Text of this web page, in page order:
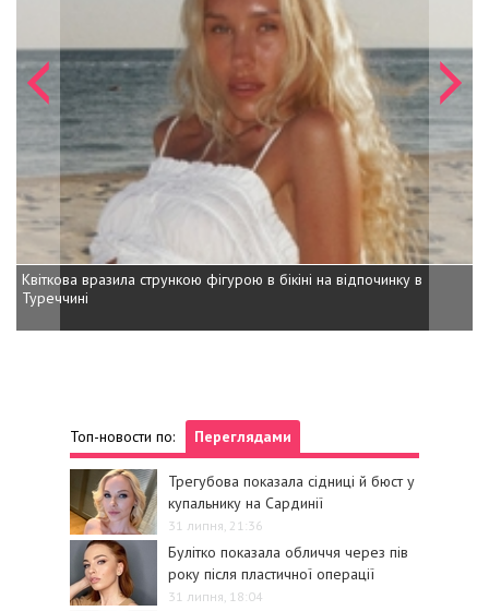
Квіткова вразила стрункою фігурою в бікіні на відпочинку в
Туреччині
Топ-новости по: Переглядами
Трегубова показала сідниці й бюст у
купальнику на Сардинії
31 липня, 21:36
Булітко показала обличчя через пів
року після пластичної операції
31 липня, 18:04